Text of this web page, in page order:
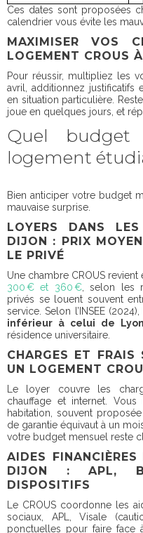
Ces dates sont proposées
calendrier vous évite les
MAXIMISER VOS
LOGEMENT CROUS
Pour réussir, multipliez les
avril, additionnez justificatifs
en situation particulière.
joue en quelques jours, et
Quel
logement
Bien anticiper votre budget
mauvaise surprise.
LOYERS DANS
DIJON : PRIX
LE PRIVÉ
Une chambre CROUS
300 € et 360 €, selon les
privés se louent souvent
service. Selon l’INSEE (2024),
inférieur à celui de
résidence universitaire.
CHARGES ET FRAIS
UN LOGEMENT
Le loyer couvre les
chauffage et internet. Vous
habitation, souvent
de garantie équivaut à un
votre budget mensuel reste
AIDES
DIJON : APL,
DISPOSITIFS
Le CROUS coordonne les
sociaux, APL, Visale
ponctuelles pour faire face